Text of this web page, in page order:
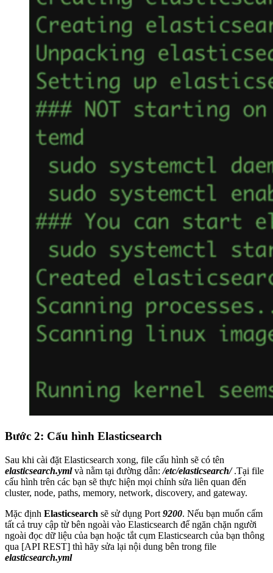
Bước 2: Cấu hình Elasticsearch
Sau khi cài đặt Elasticsearch xong, file cấu hình sẽ có tên
elasticsearch.ymlvà nằm tại đường dẫn:/etc/elasticsearch/.Tại file
cấu hình trên các bạn sẽ thực hiện mọi chỉnh sửa liên quan đến
cluster, node, paths, memory, network, discovery, and gateway.
Mặc định Elasticsearch sẽ sử dụng Port 9200. Nếu bạn muốn cấm
tất cả truy cập từ bên ngoài vào Elasticsearch để ngăn chặn người
ngoài đọc dữ liệu của bạn hoặc tắt cụm Elasticsearch của bạn thông
qua [API REST] thì hãy sửa lại nội dung bên trong file
elasticsearch.yml